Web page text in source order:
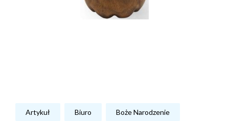
Artykuł Biuro Boże Narodzenie